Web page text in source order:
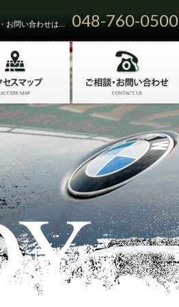
お問い合わせは... 048-760-0500